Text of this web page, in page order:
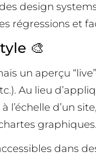
design
régressions et
🎨
un aperçu
Au lieu
d’un
graphiques.
dans